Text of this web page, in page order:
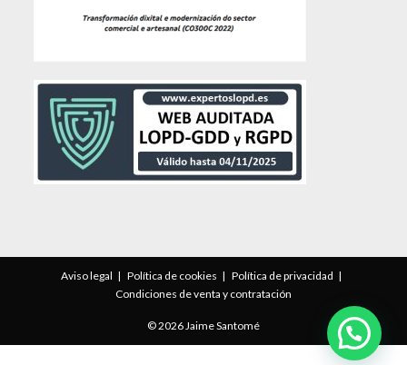
Aviso legal Política de cookies
Política de privacidad
Condiciones de venta y contratación
© 2026 Jaime Santomé